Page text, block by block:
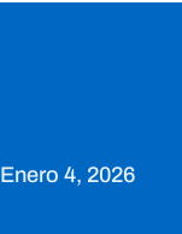
Enero 4, 2026